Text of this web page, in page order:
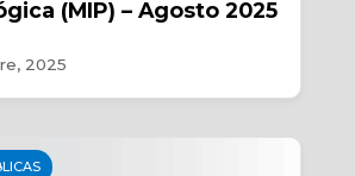
(MIP) – Agosto 2025
2025